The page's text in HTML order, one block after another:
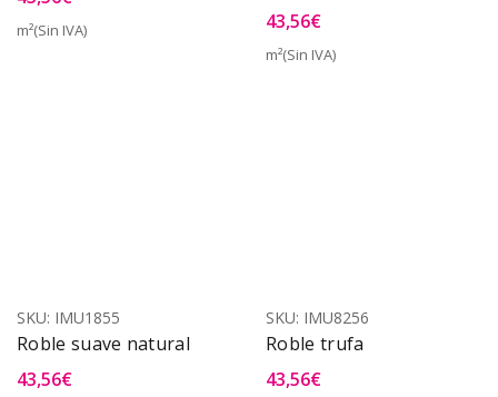
m²(Sin IVA)
43,56€
m²(Sin IVA)
SKU: IMU1855
Roble suave natural
43,56€
SKU: IMU8256
Roble trufa
43,56€